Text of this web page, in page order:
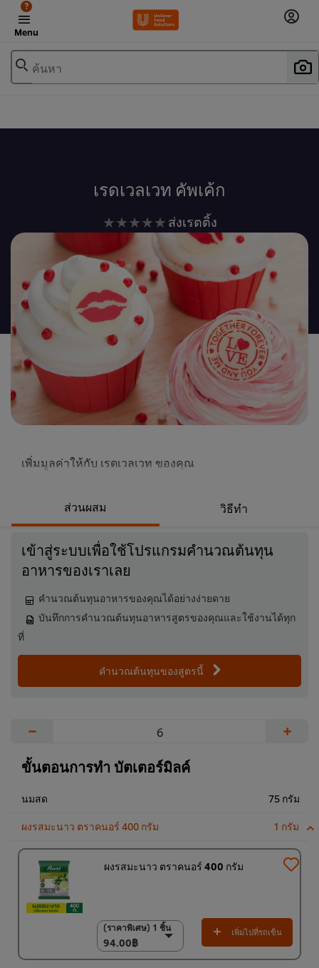
Menu
?
ค้นหา
เรดเวลเวท คัพเค้ก
ไม่มี
การ
ให้
คะแนน
สำหรับ
recipe
ส่งเรตติ้ง
เพิ่มมูลค่าให้กับ เรดเวลเวท ของคุณ
ส่วนผสม วิธีทำ
เข้าสู่ระบบเพื่อใช้โปรแกรมคำนวณต้นทุน
อาหารของเราเลย
คำนวณต้นทุนอาหารของคุณได้อย่างง่ายดาย
บันทึกการคำนวณต้นทุนอาหารสูตรของคุณและใช้งานได้ทุก
ที่
คำนวณต้นทุนของสูตรนี้
− +
ขั้นตอนการทำ บัตเตอร์มิลค์
นมสด 75 กรัม
ผงรสมะนาว ตราคนอร์ 400 กรัม 1 กรัม
ผงรสมะนาว ตราคนอร์ 400 กรัม
(ราคาพิเศษ) 1 ชิ้น
94.00฿
(ราคาพิเศษ) 1 ชิ้น
94.00฿
(ราคาพิเศษ) แพ็ค 15
เพิ่มไปที่รถเข็น